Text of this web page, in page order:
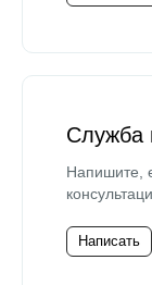
Служба
Напишите,
Написать